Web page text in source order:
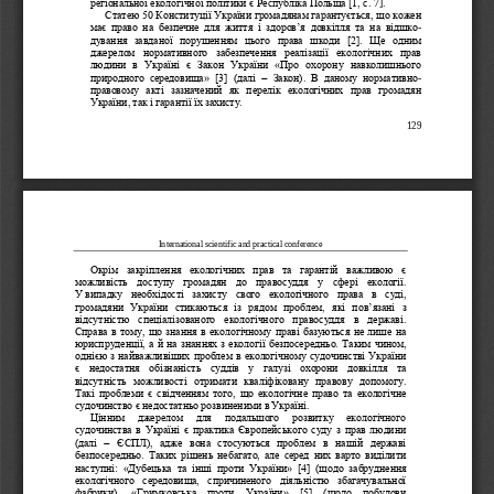
129
Статею 50 Конституції України громадянам гарантується, що кожен
має  право  на  безпечне  для  життя  і  здоров’я  довкілля  та  на  відшко-
дування  завданої  порушенням  цього  права  шкоди
[2].  Ще  одним
джерелом  нормативного  забезпечення  реалізації  екологічних  прав
людини  в  Україні  є  Закон  України «Про  охорону  навколишнього
природного  середовища» [3]  (далі  Закон).  В  даному  нормативно-
правовому  акті  зазначений  як  перелік  екологічних  прав  громадян
України, так і гарантії їх захисту.
International scientific and practical conference
Окрім  закріплення  екологічних  прав  та  гарантій  важливою  є
можливість  доступу  громадян  до  правосуддя  у  сфері  екології.
У випадку  необхідості  захисту  свого  екологічного  права  в  суді,
громадяни  України  стикаються  із  рядом  проблем,  які  пов’язані  з
відсутністю  спеціалізованого  екологічного  правосуддя  в  державі.
Справа в тому, що знання в екологічному праві базуються не лише на
юриспруденції, а й на знаннях з екології безпосередньо. Таким чином,
однією з найважливіших проблем в екологічному судочинстві України
є  недостатня  обізнаність  суддів  у  галузі  охорони  довкілля  та
відсутність  можливості  отримати  кваліфіковану  правову  допомогу.
Такі  проблеми  є  свідченням  того,  що  екологічне  право  та  екологічне
судочинство є недостатньо розвиненими в Україні.
Цінним   джерелом   для   подальшого   розвитку   екологічного
судочинства в Україні є практика Європейського суду з прав людини
(далі
 ЄСПЛ),  адже  вона  стосуються  проблем  в  нашій  державі
безпосередньо.  Таких  рішень  небагато,  але  серед  них  варто  виділити
наступні: «Дубецька  та  інші  проти  України» [4]  (щодо  забруднення
екологічного  середовища,  спричиненого  діяльністю  збагачувальної
фабрики),
«Гримковська  проти  України» [5]  (щодо  побудови